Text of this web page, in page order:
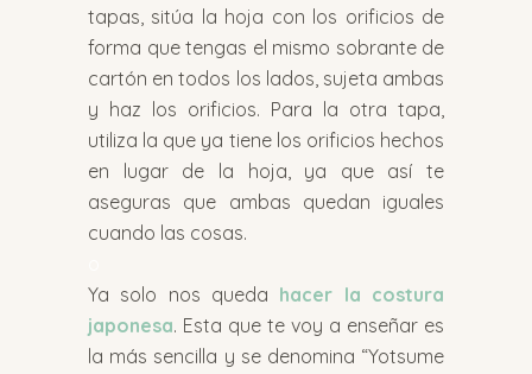
tapas, sitúa la hoja con los orificios de
forma que tengas el mismo sobrante de
cartón en todos los lados, sujeta ambas
y haz los orificios. Para la otra tapa,
utiliza la que ya tiene los orificios hechos
en lugar de la hoja, ya que así te
aseguras que ambas quedan iguales
cuando las cosas.
Ya solo nos queda hacer la costura
japonesa. Esta que te voy a enseñar es
la más sencilla y se denomina “Yotsume